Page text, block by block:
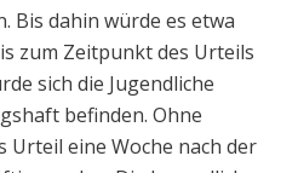
Bis dahin würde es etwa
zum Zeitpunkt des Urteils
sich die Jugendliche
befinden. Ohne
Urteil eine Woche nach der